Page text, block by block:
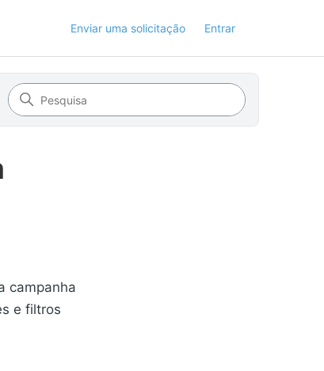
Enviar uma solicitação Entrar
campanha
e filtros